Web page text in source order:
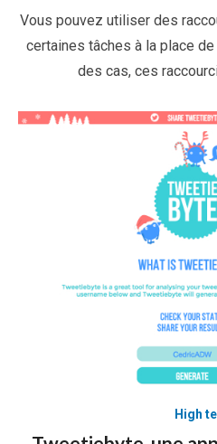
Vous pouvez utiliser des
certaines tâches à la place
des cas, ces
High